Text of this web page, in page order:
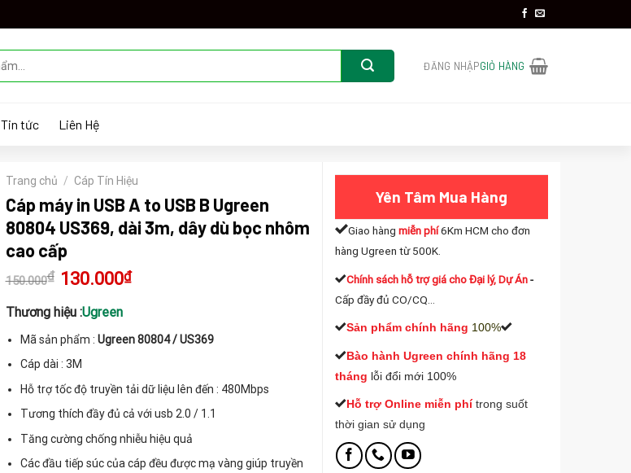
ĐĂNG NHẬPGIỎ HÀNG
Tin tức Liên Hệ
Trang chủ / Cáp Tín Hiệu
Cáp máy in USB A to USB B Ugreen
80804 US369, dài 3m, dây dù bọc nhôm
cao cấp
150.000₫ Giá
gốc
150.000₫.
130.000₫Giá
hiện
Thương hiệu :Ugreen
Mã sản phẩm : Ugreen 80804 / US369
Cáp dài : 3M
Hỗ trợ tốc độ truyền tải dữ liệu lên đến : 480Mbps
Tương thích đầy đủ cả với usb 2.0 / 1.1
Tăng cường chống nhiễu hiệu quả
Các đầu tiếp súc của cáp đều được mạ vàng giúp truyền
Yên Tâm Mua Hàng
Giao hàng miễn phí 6Km HCM cho đơn
hàng Ugreen từ 500K.
Chính sách hỗ trợ giá cho Đại lý, Dự Án-
Cấp đầy đủ CO/CQ...
Sản phẩm chính hãng 100%
Bào hành Ugreen chính hãng 18
tháng lỗi đổi mới 100%
Hỗ trợ Online miễn phí trong suốt
thời gian sử dụng